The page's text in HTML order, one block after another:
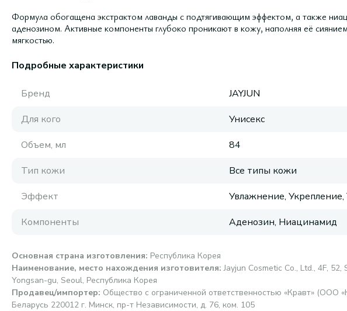
Формула обогащена экстрактом лаванды с подтягивающим эффектом, а также
аденозином. Активные компоненты глубоко проникают в кожу, наполняя её
мягкостью.
Подробные характеристики
Бренд
JAYJUN
Для кого
Унисекс
Объем, мл
84
Тип кожи
Все типы кожи
Эффект
Увлажнение, Укрепление,
Компоненты
Аденозин, Ниацинамид
Основная страна изготовления: Республика Корея
Наименование, место нахождения изготовителя:Jayjun Cosmetic Co., Ltd., 4F,
Yongsan-gu, Seoul, Республика Корея
Продавец/импортер: Общество с ограниченной ответственностью «Кравт» (ООО
Беларусь 220012 г. Минск, пр-т Независимости, д. 76, ком. 105